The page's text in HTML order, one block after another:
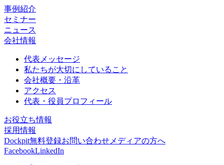
事例紹介
セミナー
ニュース
会社情報
代表メッセージ
私たちが大切にしていること
会社概要・沿革
アクセス
代表・役員プロフィール
お役立ち情報
採用情報
Dockpit無料登録お問い合わせ メディアの方へ
FacebookLinkedIn